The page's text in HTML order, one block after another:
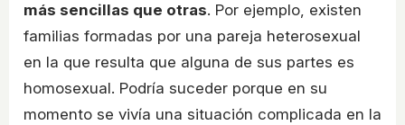
más sencillas que otras. Por ejemplo, existen
familias formadas por una pareja heterosexual
en la que resulta que alguna de sus partes es
homosexual. Podría suceder porque en su
momento se vivía una situación complicada en la